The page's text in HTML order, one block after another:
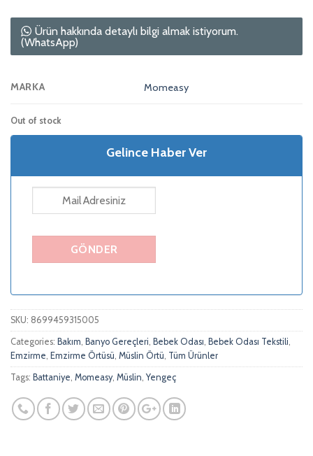
Ürün hakkında detaylı bilgi almak istiyorum.
(WhatsApp)
MARKA Momeasy
Out of stock
Gelince Haber Ver
SKU: 8699459315005
Categories: Bakım, Banyo Gereçleri, Bebek Odası, Bebek Odası Tekstili,
Emzirme, Emzirme Örtüsü, Müslin Örtü, Tüm Ürünler
Tags: Battaniye, Momeasy, Müslin, Yengeç